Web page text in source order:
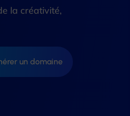
la créativité,
un domaine